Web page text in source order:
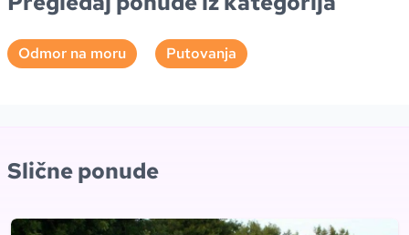
Odmor na moru Putovanja
Slične ponude